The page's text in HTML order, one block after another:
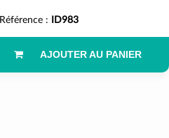
Référence : ID983
AJOUTER AU PANIER